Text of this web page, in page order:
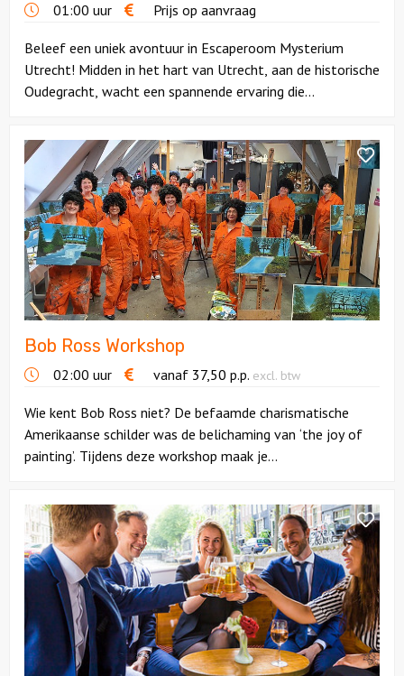
Teamtrainingen
Rondleidingen
Wandelingen
Fietstochten
Segwaytours
Solextours
Feesten
Dinnershows
01:00 uur Prijs op aanvraag
Beleef een uniek avontuur in Escaperoom Mysterium
Utrecht! Midden in het hart van Utrecht, aan de historische
Oudegracht, wacht een spannende ervaring die...
Bekijk
Bob
Ross
Workshop
Bob Ross Workshop
02:00 uur vanaf 37,50 p.p. excl. btw
Wie kent Bob Ross niet? De befaamde charismatische
Amerikaanse schilder was de belichaming van ‘the joy of
painting’. Tijdens deze workshop maak je...
Bekijk
Borrelboot